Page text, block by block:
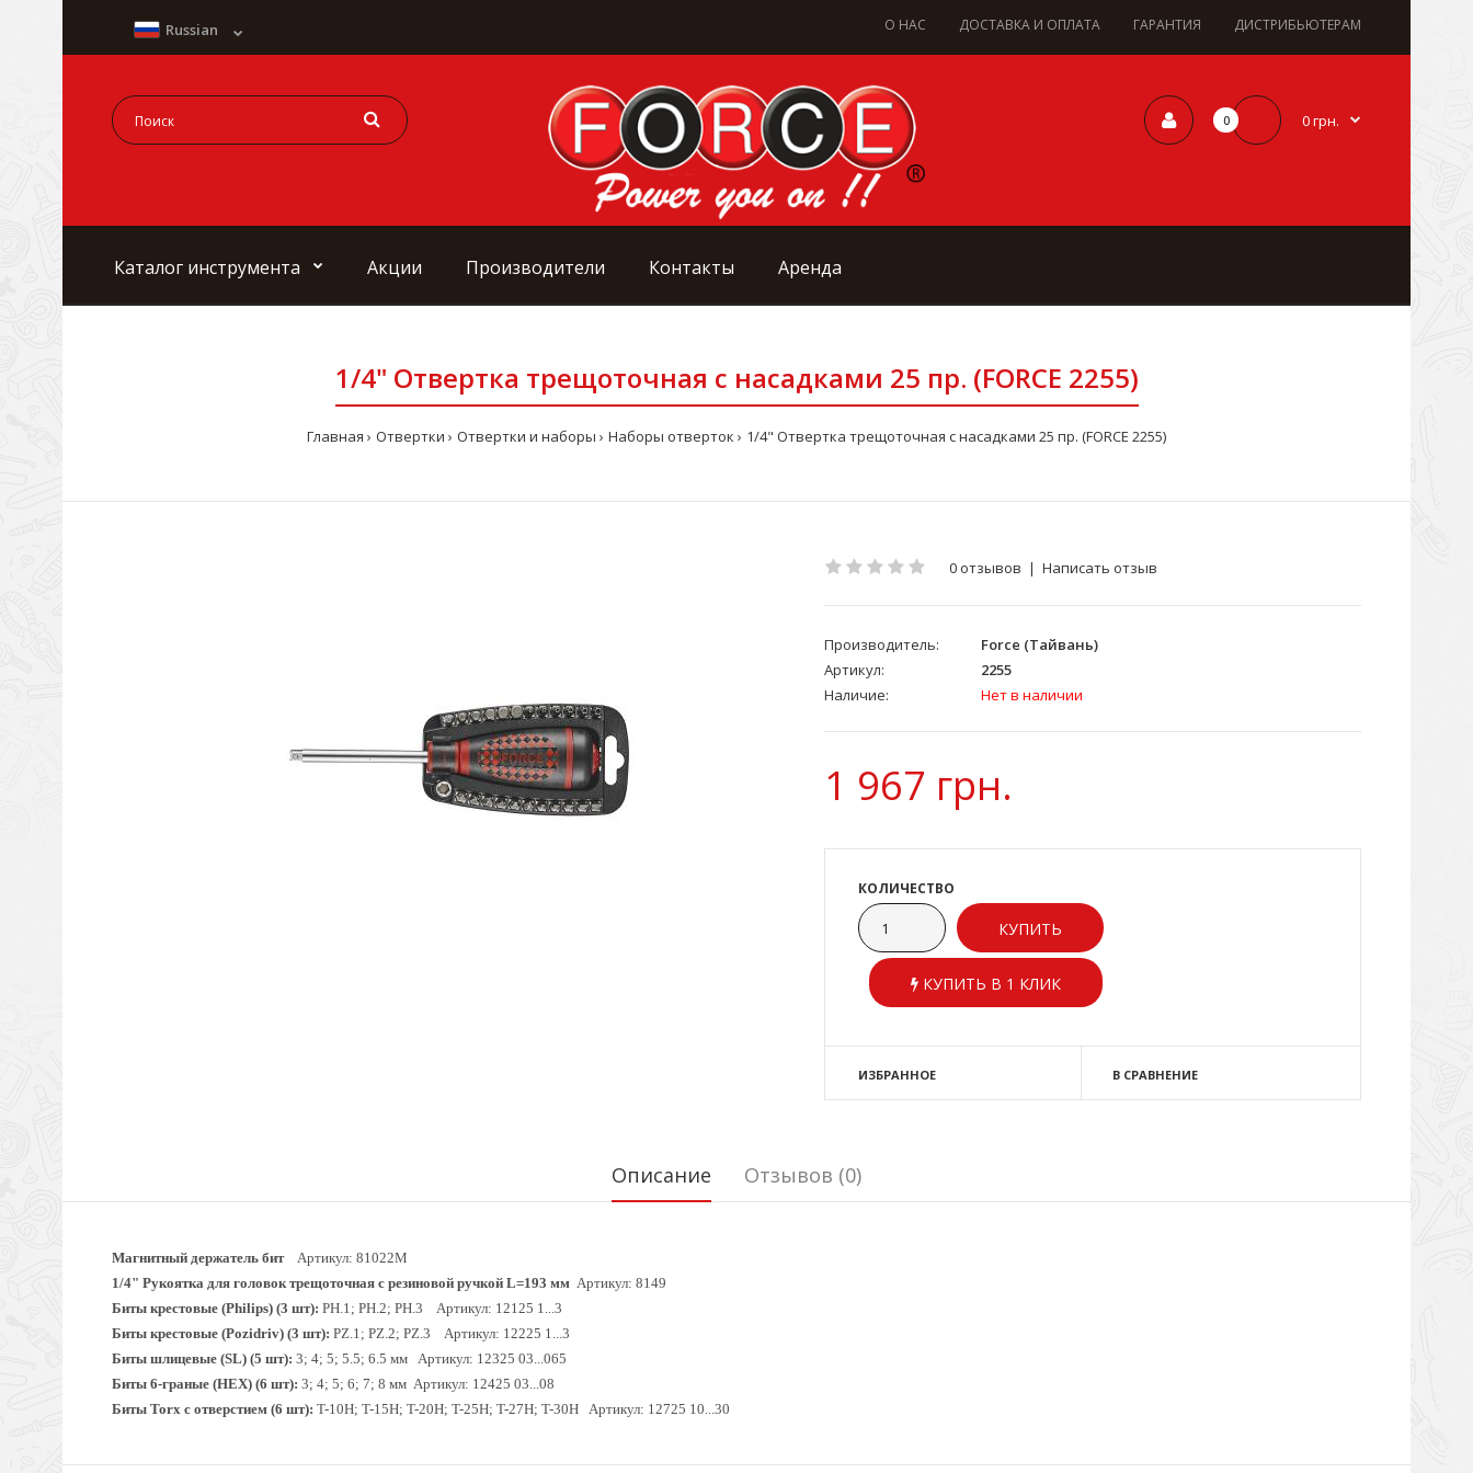
О НАС ДОСТАВКА И ОПЛАТА ГАРАНТИЯ ДИСТРИБЬЮТЕРАМ
Russian
0 0 грн.
Каталог инструмента Акции Производители Контакты Аренда
1/4" Отвертка трещоточная с насадками 25 пр. (FORCE 2255)
Главная Отвертки Отвертки и наборы Наборы отверток 1/4" Отвертка трещоточная с насадками 25 пр. (FORCE 2255)
0 отзывов | Написать отзыв
Производитель:
Force (Тайвань)
Артикул:
2255
Наличие:
Нет в наличии
1 967 грн.
КОЛИЧЕСТВО
КУПИТЬ В 1 КЛИК
ИЗБРАННОЕ В СРАВНЕНИЕ
Описание Отзывов (0)
Магнитный держатель бит Артикул: 81022М
1/4" Рукоятка для головок трещоточная с резиновой ручкой L=193 мм Артикул: 8149
Биты крестовые (Philips) (3 шт): PH.1; PH.2; PH.3 Артикул: 12125 1...3
Биты крестовые (Pozidriv) (3 шт): PZ.1; PZ.2; PZ.3 Артикул: 12225 1...3
Биты шлицевые (SL) (5 шт): 3; 4; 5; 5.5; 6.5 мм Артикул: 12325 03...065
Биты 6-граные (HEX) (6 шт): 3; 4; 5; 6; 7; 8 мм Артикул: 12425 03...08
Биты Torx с отверстием (6 шт): T-10H; T-15H; T-20H; T-25H; T-27H; T-30H Артикул: 12725 10...30